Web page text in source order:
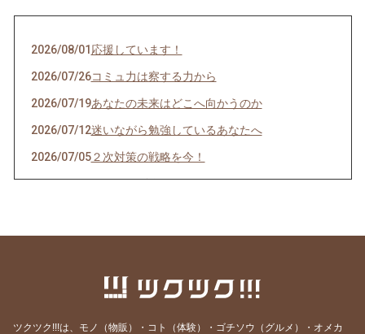
2026/08/01 応援しています！
2026/07/26コミュ力は察する力から
2026/07/19あなたの未来はどこへ向かうのか
2026/07/12迷いながら勉強しているあなたへ
2026/07/05２次対策の戦略を今！
2026/06/28マスクの副作用
2026/06/21新講座３つ、公開しました！
事例が迷子になる理由はSWOTにあり
ツクツク!!!は、モノ（物販）・コト（体験）・ゴチソウ（グルメ）・オメカ